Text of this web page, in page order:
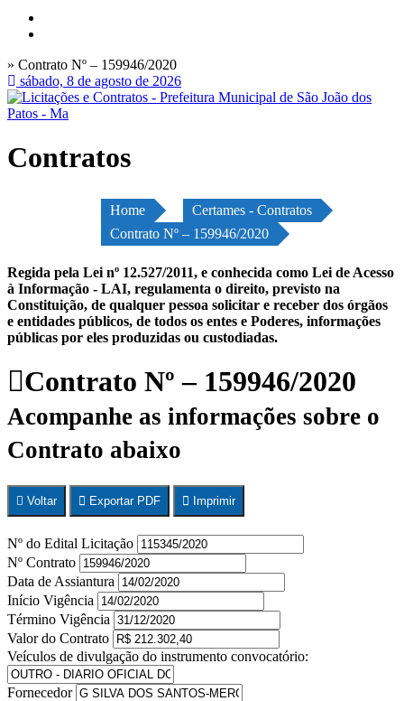
» Contrato Nº – 159946/2020
sábado, 8 de agosto de 2026
Contratos
Home
Certames - Contratos
Contrato Nº – 159946/2020
Regida pela Lei nº 12.527/2011, e conhecida como Lei de Acesso
à Informação - LAI, regulamenta o direito, previsto na
Constituição, de qualquer pessoa solicitar e receber dos órgãos
e entidades públicos, de todos os entes e Poderes, informações
públicas por eles produzidas ou custodiadas.
Contrato Nº – 159946/2020
Acompanhe as informações sobre o
Contrato abaixo
Voltar Exportar PDF Imprimir
Nº do Edital Licitação
Nº Contrato
Data de Assiantura
Início Vigência
Término Vigência
Valor do Contrato
Veículos de divulgação do instrumento convocatório:
Fornecedor